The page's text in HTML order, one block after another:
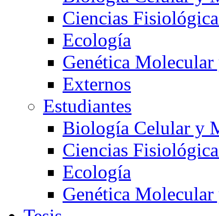
Ciencias
Ecología
Genética
Externos
Estudiantes
Biología Celular y
Ciencias
Ecología
Genética